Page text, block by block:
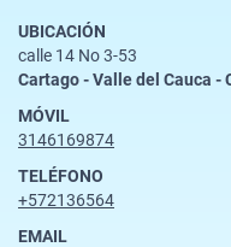
UBICACIÓN
calle 14 No 3-53
Cartago - Valle del Cauca -
MÓVIL
3146169874
TELÉFONO
+572136564
EMAIL